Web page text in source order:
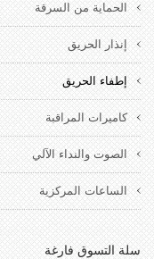
الحماية من السرقة
إنذار الحريق
إطفاء الحريق
كاميرات المراقبة
الصوت والنداء الآلي
الساعات المركزية
سلة التسوق فارغة